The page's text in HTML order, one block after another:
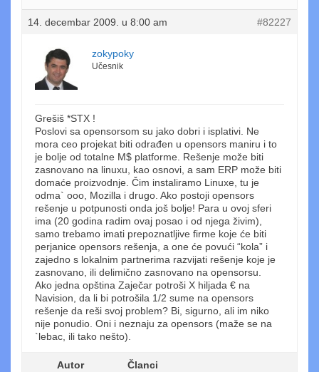
14. decembar 2009. u 8:00 am #82227
zokypoky
Učesnik
Grešiš *STX !
Poslovi sa opensorsom su jako dobri i isplativi. Ne
mora ceo projekat biti odrađen u opensors maniru i to
je bolje od totalne M$ platforme. Rešenje može biti
zasnovano na linuxu, kao osnovi, a sam ERP može biti
domaće proizvodnje. Čim instaliramo Linuxe, tu je
odma` ooo, Mozilla i drugo. Ako postoji opensors
rešenje u potpunosti onda još bolje! Para u ovoj sferi
ima (20 godina radim ovaj posao i od njega živim),
samo trebamo imati prepoznatljive firme koje će biti
perjanice opensors rešenja, a one će povući “kola” i
zajedno s lokalnim partnerima razvijati rešenje koje je
zasnovano, ili delimično zasnovano na opensorsu.
Ako jedna opština Zaječar potroši X hiljada € na
Navision, da li bi potrošila 1/2 sume na opensors
rešenje da reši svoj problem? Bi, sigurno, ali im niko
nije ponudio. Oni i neznaju za opensors (maže se na
`lebac, ili tako nešto).
Autor Članci